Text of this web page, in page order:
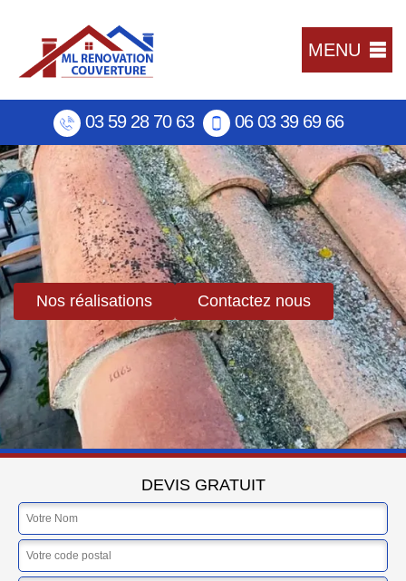
MENU
03 59 28 70 63 06 03 39 69 66
Nos réalisations Contactez nous
DEVIS GRATUIT